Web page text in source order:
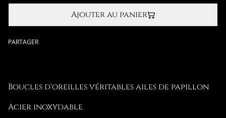
Ajouter au panier
PARTAGER
Boucles d'oreilles véritables ailes de papillon
Acier inoxydable